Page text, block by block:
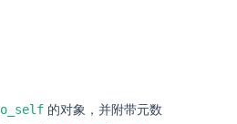
的对象，并附带元数